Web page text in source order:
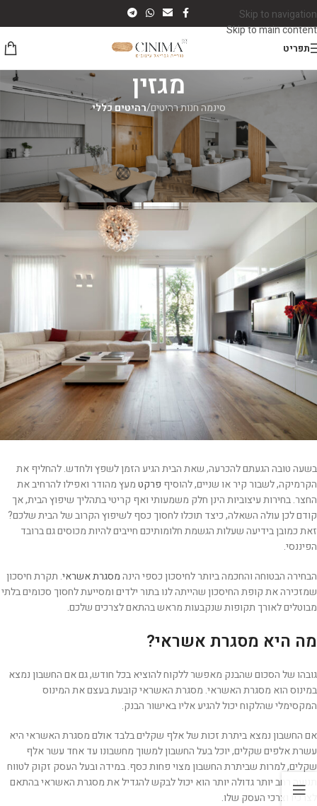
Skip to navigation
Skip to main content
תפריט
מגזין
סינמה חנות רהיטים/רהיטים כללי
רהיטים כללי
ככה תחסכו כסף עבור השיפוץ הבא של
הבית שלכם
סינמה רהיטיםOn יוני 7, 2026
בשעה טובה הגעתם להכרעה, שאת הבית הגיע הזמן לשפץ ולחדש. להחליף את
הקרמיקה, לשבור קיר או שניים, להוסיף פרקטמעץ מהודר ואפילו להרחיב את
החצר. בחירות עיצוביות הינן חלק משמעותי ואף קריטי בתהליך שיפוץ הבית, אך
קודם לכן עולה השאלה, כיצד תוכלו לחסוך כסף לשיפוץ הקרוב של הבית שלכם?
זאת כמובן בידיעה שעלות הגשמת חלומותיכם חייבים להיות מכוסים גם ברובד
הפיננסי.
הבחירה הבטוחה והחכמה ביותר לחיסכון כספי הינהמסגרת אשראי. תקרת חיסכון
שמזכירה את קופת החיסכון שהייתה לנו בתור ילדים ומסייעת לחסוך סכומים בלתי
מבוטלים לאורך תקופות שנקבעות מראש בהתאם לצרכים שלכם.
מה היא מסגרת אשראי?
גובהו של הסכום שהבנק מאפשר ללקוח להוציא בכל חודש, גם אם החשבון נמצא
במינוס הוא מסגרת האשראי. מסגרת האשראי קובעת בעצם את המינוס
המקסימלי שהלקוח יכול להגיע אליו באישור הבנק.
אם החשבון נמצא ביתרת זכות של אלף שקלים בלבד אולם מסגרת האשראי היא
עשרת אלפים שקלים, יוכל בעל החשבון למשוך מחשבונו עד אחד עשר אלף
שקלים, למרות שביתרת החשבון מצוי פחות כסף. במידה ובעל העסק זקוק לטווח
תנועה רחב יותר גדולה יותר הוא יכול לבקש להגדיל את מסגרת האשראי בהתאם
לצרכיו וצרכי העסק שלו.